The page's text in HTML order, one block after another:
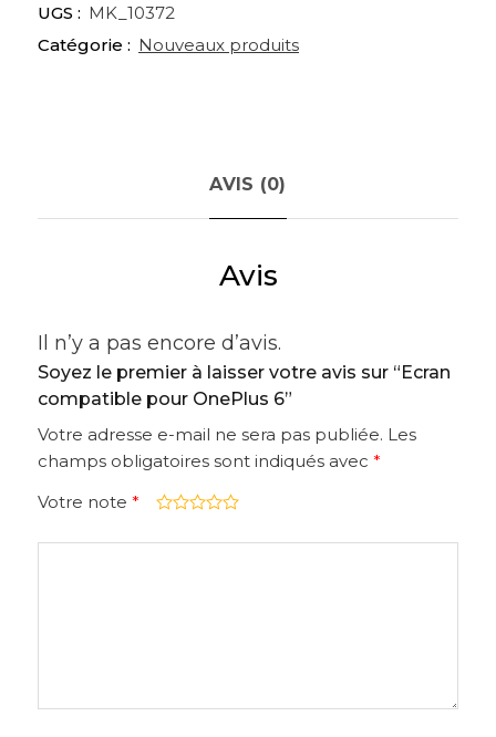
UGS : MK_10372
Catégorie : Nouveaux produits
AVIS (0)
Avis
Il n’y a pas encore d’avis.
Soyez le premier à laisser votre avis sur “Ecran
compatible pour OnePlus 6”
Votre adresse e-mail ne sera pas publiée. Les
champs obligatoires sont indiqués avec *
Votre note *